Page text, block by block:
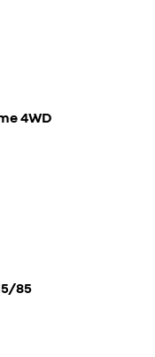
4WD
85